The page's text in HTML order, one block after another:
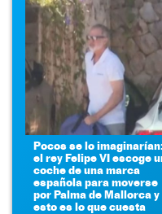
Pocos se lo
el rey Felipe VI escoge
coche de una marca
española para moverse
por Palma de Mallorca y
esto es lo que cuesta